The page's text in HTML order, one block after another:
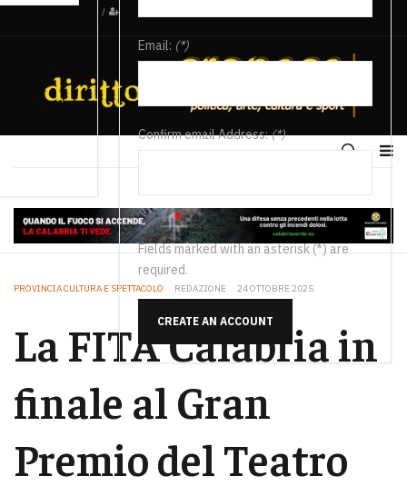
/
Email: (*)
Confirm email Address:(*)
Fields marked with an asterisk (*) are
required.
CREATE AN ACCOUNT
PROVINCIA CULTURA E SPETTACOLO REDAZIONE 24 OTTOBRE 2025
La FITA Calabria in
finale al Gran
Premio del Teatro